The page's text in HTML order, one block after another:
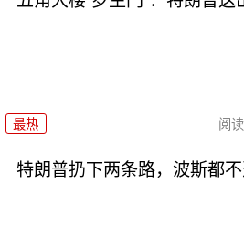
最热 阅读
特朗普扔下两条路，波斯都